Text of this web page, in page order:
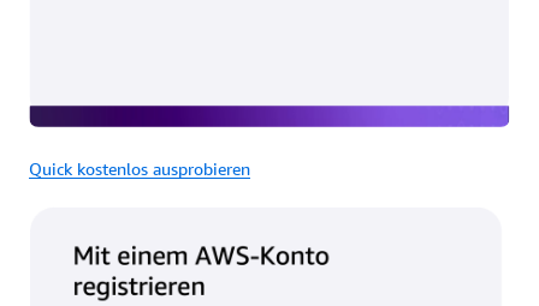
Quick kostenlos ausprobieren